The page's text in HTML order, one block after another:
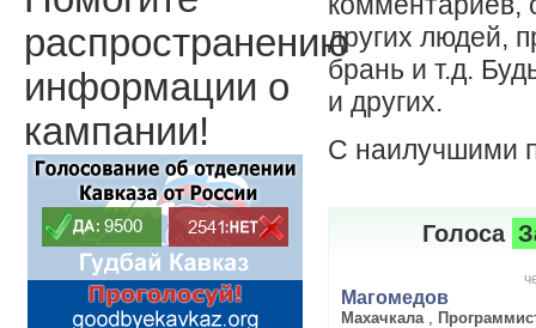
других людей,
брань и т.д.
и других.
С наилучшими
Голоса
Магомедов
Махачкала
распространению
информации о
кампании!